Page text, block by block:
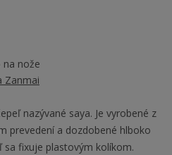
na nože
Zanmai
nazývané saya. Je vyrobené z
prevedení a dozdobené hlboko
sa fixuje plastovým kolíkom.